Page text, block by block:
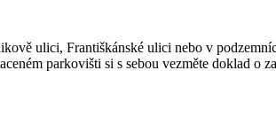
ulici, Františkánské ulici nebo v
parkovišti si s sebou vezměte doklad o